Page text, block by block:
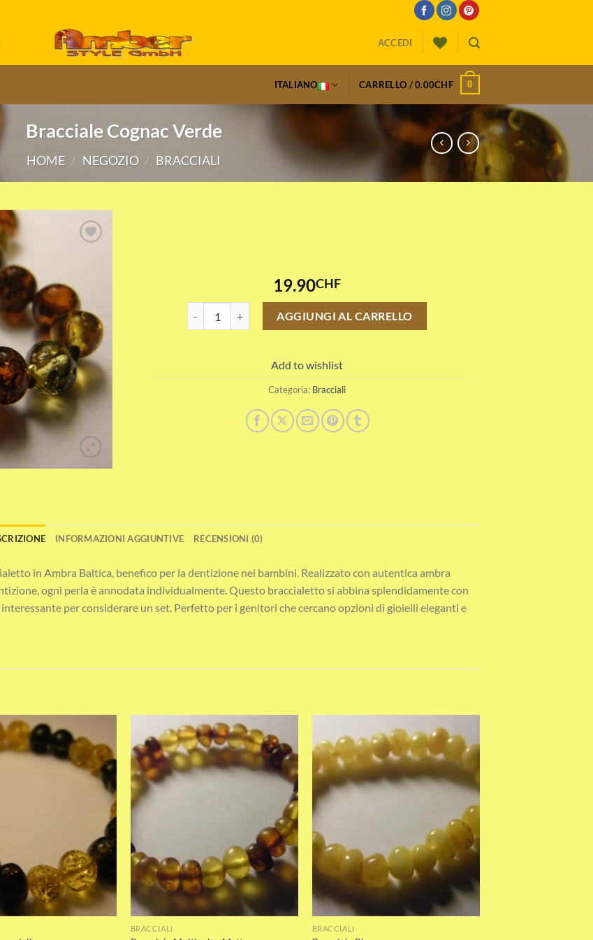
ACCEDI
ITALIANO CARRELLO /0.00CHF 0
Bracciale Cognac Verde
HOME / NEGOZIO / BRACCIALI
19.90CHF
AGGIUNGI AL CARRELLO
Add to wishlist
Categoria: Bracciali
INFORMAZIONI AGGIUNTIVE RECENSIONI (0)
in Ambra Baltica, benefico per la dentizione nei bambini. Realizzato con autentica ambra
ogni perla è annodata individualmente. Questo braccialetto si abbina splendidamente con
per considerare un set. Perfetto per i genitori che cercano opzioni di gioielli eleganti e
Add to wishlist Add to wishlist
BRACCIALI
Add to wishlist
BRACCIALI